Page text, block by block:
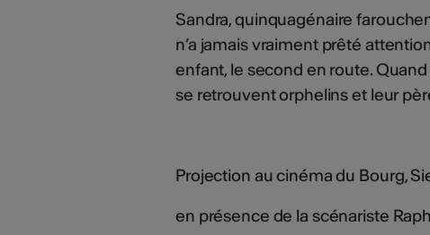
Sandra, quinquagénaire
n’a jamais vraiment prêté
enfant, le second en route.
se retrouvent orphelins et leur
Projection au cinéma du Bourg,
en présence de la scénariste